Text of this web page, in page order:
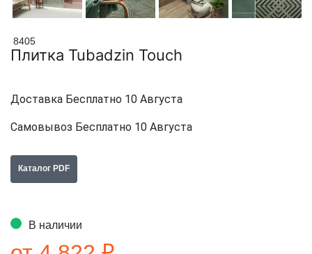
8405
Плитка Tubadzin Touch
Доставка Бесплатно 10 Августа
Самовывоз Бесплатно 10 Августа
Каталог PDF
В наличии